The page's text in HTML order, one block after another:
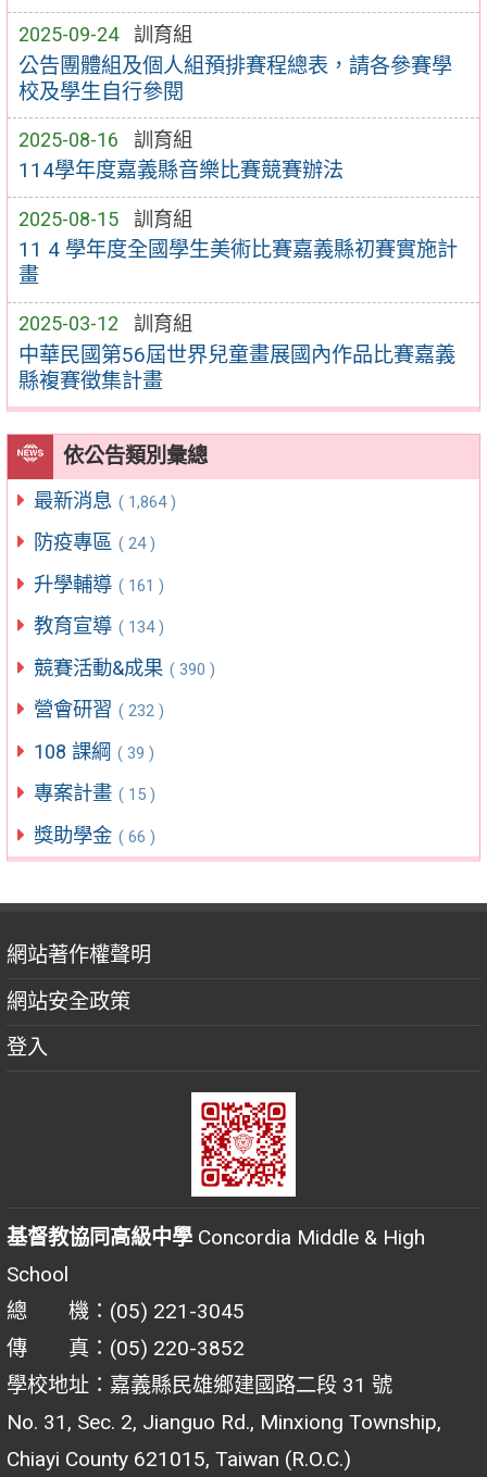
2025-09-24 訓育組
公告團體組及個人組預排賽程總表，請各參賽學
校及學生自行參閱
2025-08-16 訓育組
114學年度嘉義縣音樂比賽競賽辦法
2025-08-15 訓育組
11 4 學年度全國學生美術比賽嘉義縣初賽實施計
畫
2025-03-12 訓育組
中華民國第56屆世界兒童畫展國內作品比賽嘉義
縣複賽徵集計畫
依公告類別彙總
最新消息 ( 1,864 )
防疫專區 ( 24 )
升學輔導 ( 161 )
教育宣導 ( 134 )
競賽活動&成果 ( 390 )
營會研習 ( 232 )
108 課綱 ( 39 )
專案計畫 ( 15 )
獎助學金 ( 66 )
網站著作權聲明
網站安全政策
登入
基督教協同高級中學 Concordia Middle & High
School
總 機：(05) 221-3045
傳 真：(05) 220-3852
學校地址：嘉義縣民雄鄉建國路二段 31 號
No. 31, Sec. 2, Jianguo Rd., Minxiong Township,
Chiayi County 621015, Taiwan (R.O.C.)